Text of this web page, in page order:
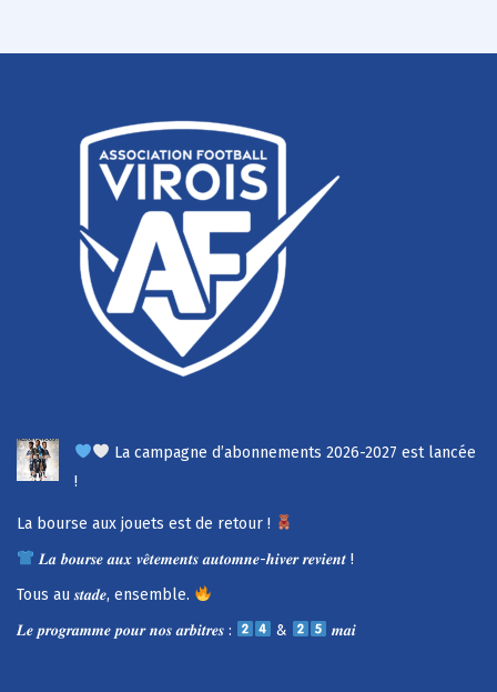
La campagne d’abonnements 2026-2027 est lancée
!
La bourse aux jouets est de retour !
𝑳𝒂 𝒃𝒐𝒖𝒓𝒔𝒆 𝒂𝒖𝒙 𝒗𝒆̂𝒕𝒆𝒎𝒆𝒏𝒕𝒔 𝒂𝒖𝒕𝒐𝒎𝒏𝒆-𝒉𝒊𝒗𝒆𝒓 𝒓𝒆𝒗𝒊𝒆𝒏𝒕 !
Tous au 𝒔𝒕𝒂𝒅𝒆, ensemble.
𝑳𝒆 𝒑𝒓𝒐𝒈𝒓𝒂𝒎𝒎𝒆 𝒑𝒐𝒖𝒓 𝒏𝒐𝒔 𝒂𝒓𝒃𝒊𝒕𝒓𝒆𝒔 :
& 𝒎𝒂𝒊